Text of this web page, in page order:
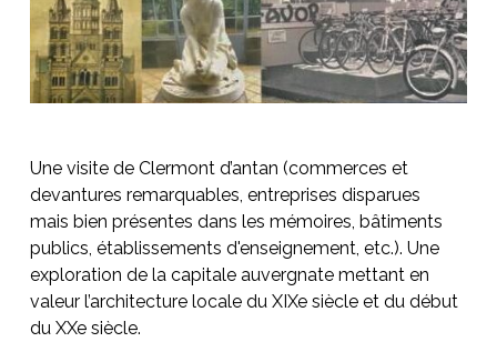
Une visite de Clermont d’antan (commerces et
devantures remarquables, entreprises disparues
mais bien présentes dans les mémoires, bâtiments
publics, établissements d'enseignement, etc.). Une
exploration de la capitale auvergnate mettant en
valeur l’architecture locale du XIXe siècle et du début
du XXe siècle.